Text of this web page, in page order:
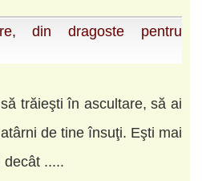
din dragoste pentru
trăieşti în ascultare, să ai
de tine însuţi. Eşti mai
decât .....